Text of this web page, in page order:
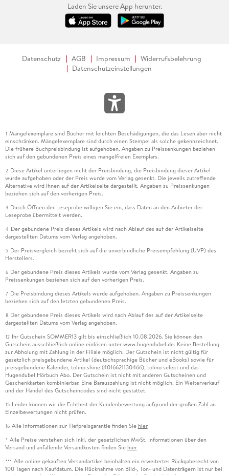
Laden Sie unsere App herunter.
Datenschutz AGB Impressum
Widerrufsbelehrung
Datenschutzeinstellungen
1 Mängelexemplare sind Bücher mit leichten Beschädigungen, die das Lesen aber nicht
einschränken. Mängelexemplare sind durch einen Stempel als solche gekennzeichnet.
Die frühere Buchpreisbindung ist aufgehoben. Angaben zu Preissenkungen beziehen
sich auf den gebundenen Preis eines mangelfreien Exemplars.
2 Diese Artikel unterliegen nicht der Preisbindung, die Preisbindung dieser Artikel
wurde aufgehoben oder der Preis wurde vom Verlag gesenkt. Die jeweils zutreffende
Alternative wird Ihnen auf der Artikelseite dargestellt. Angaben zu Preissenkungen
beziehen sich auf den vorherigen Preis.
3 Durch Öffnen der Leseprobe willigen Sie ein, dass Daten an den Anbieter der
Leseprobe übermittelt werden.
4 Der gebundene Preis dieses Artikels wird nach Ablauf des auf der Artikelseite
dargestellten Datums vom Verlag angehoben.
5 Der Preisvergleich bezieht sich auf die unverbindliche Preisempfehlung (UVP) des
Herstellers.
6 Der gebundene Preis dieses Artikels wurde vom Verlag gesenkt. Angaben zu
Preissenkungen beziehen sich auf den vorherigen Preis.
7 Die Preisbindung dieses Artikels wurde aufgehoben. Angaben zu Preissenkungen
beziehen sich auf den letzten gebundenen Preis.
8 Der gebundene Preis dieses Artikels wird nach Ablauf des auf der Artikelseite
dargestellten Datums vom Verlag angehoben.
12 Ihr Gutschein SOMMER13 gilt bis einschließlich 10.08.2026. Sie können den
Gutschein ausschließlich online einlösen unter www.hugendubel.de. Keine Bestellung
zur Abholung mit Zahlung in der Filiale möglich. Der Gutschein ist nicht gültig für
gesetzlich preisgebundene Artikel (deutschsprachige Bücher und eBooks) sowie für
preisgebundene Kalender, tolino shine (4016621130466), tolino select und das
Hugendubel Hörbuch Abo. Der Gutschein ist nicht mit anderen Gutscheinen und
Geschenkkarten kombinierbar. Eine Barauszahlung ist nicht möglich. Ein Weiterverkauf
und der Handel des Gutscheincodes sind nicht gestattet.
15 Leider können wir die Echtheit der Kundenbewertung aufgrund der großen Zahl an
Einzelbewertungen nicht prüfen.
16 Alle Informationen zur Tiefpreisgarantie finden Sie hier
* Alle Preise verstehen sich inkl. der gesetzlichen MwSt. Informationen über den
Versand und anfallende Versandkosten finden Sie hier
*** Alle online gekauften Versandartikel beinhalten ein erweitertes Rückgaberecht von
100 Tagen nach Kaufdatum. Die Rücknahme von Bild-, Ton- und Datenträgern ist nur bei